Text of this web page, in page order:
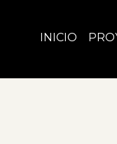
INICIO